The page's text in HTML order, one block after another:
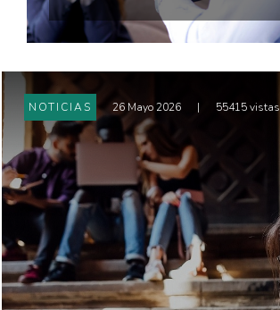
NOTICIAS 26 Mayo 2026 | 55415 vistas